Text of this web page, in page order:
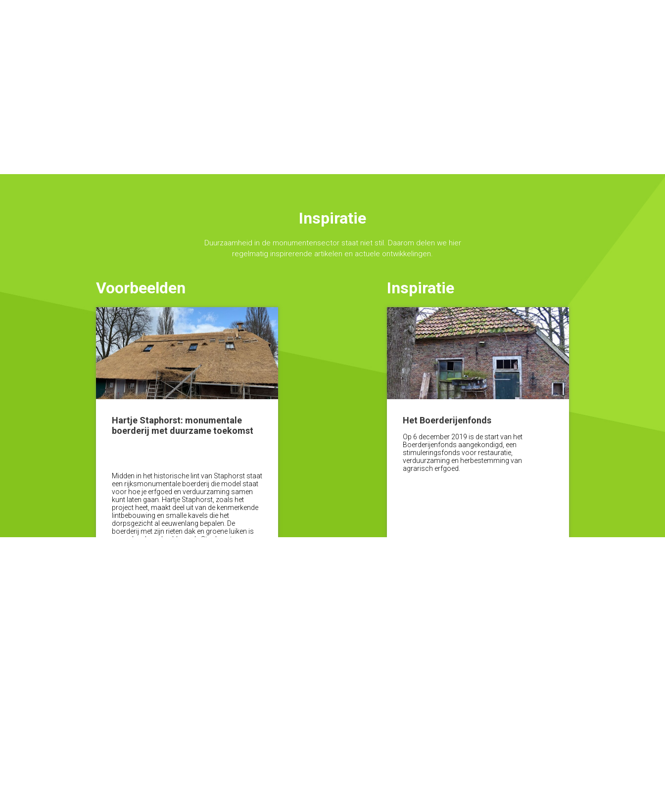
Inspiratie
Duurzaamheid in de monumentensector staat niet stil. Daarom delen we hier
regelmatig inspirerende artikelen en actuele ontwikkelingen.
Voorbeelden
Hartje Staphorst: monumentale
boerderij met duurzame toekomst
Midden in het historische lint van Staphorst staat
een rijksmonumentale boerderij die model staat
voor hoe je erfgoed en verduurzaming samen
kunt laten gaan. Hartje Staphorst, zoals het
project heet, maakt deel uit van de kenmerkende
lintbebouwing en smalle kavels die het
dorpsgezicht al eeuwenlang bepalen. De
boerderij met zijn rieten dak en groene luiken is
een schoolvoorbeeld van de Staphorster
Inspiratie
Het Boerderijenfonds
Op 6 december 2019 is de start van het
Boerderijenfonds aangekondigd, een
stimuleringsfonds voor restauratie,
verduurzaming en herbestemming van
agrarisch erfgoed.